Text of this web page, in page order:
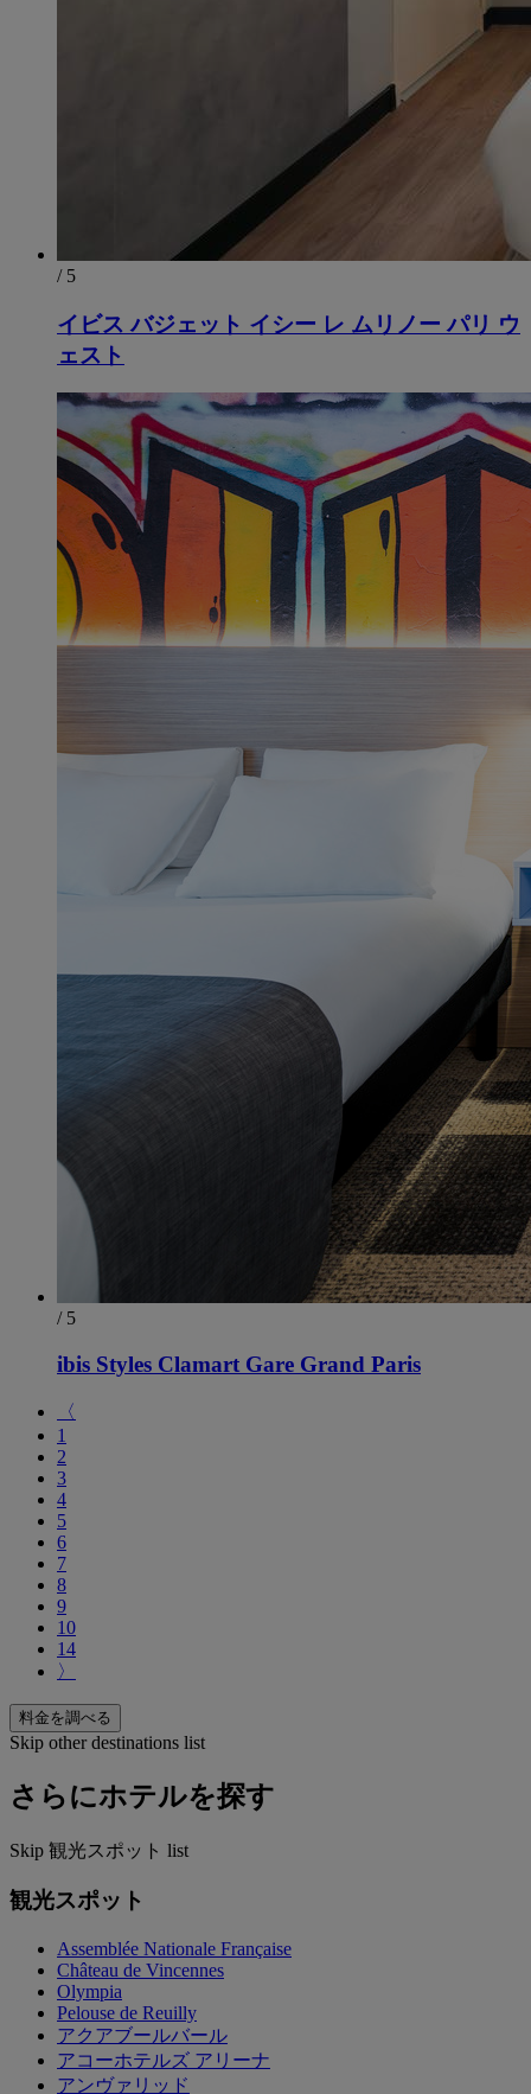
/ 5
イビス バジェット イシー レ ムリノー パリ ウ
ェスト
/ 5
ibis Styles Clamart Gare Grand Paris
〈
1
2
3
4
5
6
7
8
9
10
14
〉
料金を調べる
Skip other destinations list
さらにホテルを探す
Skip 観光スポット list
観光スポット
Assemblée Nationale Française
Château de Vincennes
Olympia
Pelouse de Reuilly
アクアブールバール
アコーホテルズ アリーナ
アンヴァリッド